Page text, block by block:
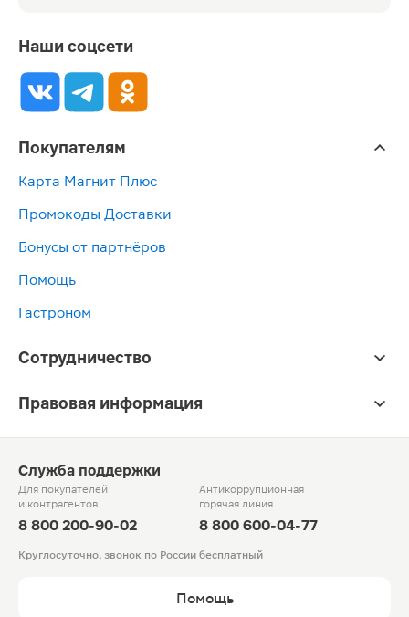
Наши соцсети
Покупателям
Карта Магнит Плюс
Промокоды Доставки
Бонусы от партнёров
Помощь
Гастроном
Сотрудничество
Правовая информация
Служба поддержки
Для покупателей
и контрагентов
8 800 200-90-02
Антикоррупционная
горячая линия
8 800 600-04-77
Круглосуточно, звонок по России бесплатный
Помощь